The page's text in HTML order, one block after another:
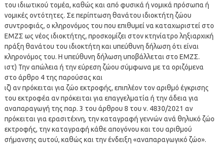
του ιδιωτικού τομέα, καθώς και από φυσικά ή νομικά πρόσωπα ή
νομικές οντότητες. Σε περίπτωση θανάτου ιδιοκτήτη ζώου
συντροφιάς, ο κληρονόμος του που επιθυμεί να καταχωριστεί στο
ΕΜΖΣ ως νέος ιδιοκτήτης, προσκομίζει στον κτηνίατρο ληξιαρχική
πράξη θανάτου του ιδιοκτήτη και υπεύθυνη δήλωση ότι είναι
κληρονόμος του. Η υπεύθυνη δήλωση υποβάλλεται στο ΕΜΖΣ.
ιστ) Την απώλεια ή την εύρεση ζώου σύμφωνα με τα οριζόμενα
στο άρθρο 4 της παρούσας και
ιζ) αν πρόκειται για ζώο εκτροφής, επιπλέον τον αριθμό έγκρισης
του εκτροφέα αν πρόκειται για επαγγελματία ή την άδεια για
αναπαραγωγή της παρ. 3 του άρθρου 8 του ν. 4830/2021 αν
πρόκειται για ερασιτέχνη, την καταγραφή γεννών ανά θηλυκό ζώο
εκτροφής, την καταγραφή κάθε απογόνου και του αριθμού
σήμανσης αυτού, καθώς και την ένδειξη «αναπαραγωγικό ζώο».